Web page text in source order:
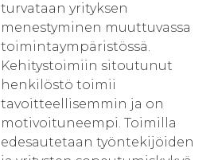
turvataan yrityksen
menestyminen muuttuvassa
toimintaympäristössä.
Kehitystoimiin sitoutunut
henkilöstö toimii
tavoitteellisemmin ja on
motivoituneempi. Toimilla
edesautetaan työntekijöiden